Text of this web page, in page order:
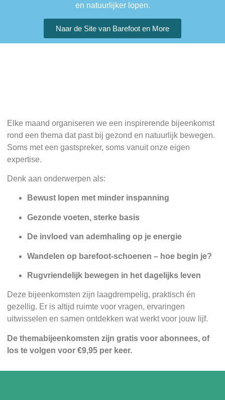
en natuurlijker lopen.
Naar de Site van Barefoot en More
Elke maand organiseren we een inspirerende bijeenkomst
rond een thema dat past bij gezond en natuurlijk bewegen.
Soms met een gastspreker, soms vanuit onze eigen
expertise.
Denk aan onderwerpen als:
Bewust lopen met minder inspanning
Gezonde voeten, sterke basis
De invloed van ademhaling op je energie
Wandelen op barefoot-schoenen – hoe begin je?
Rugvriendelijk bewegen in het dagelijks leven
Deze bijeenkomsten zijn laagdrempelig, praktisch én
gezellig. Er is altijd ruimte voor vragen, ervaringen
uitwisselen en samen ontdekken wat werkt voor jouw lijf.
De themabijeenkomsten zijn gratis voor abonnees, of
los te volgen voor €9,95 per keer.